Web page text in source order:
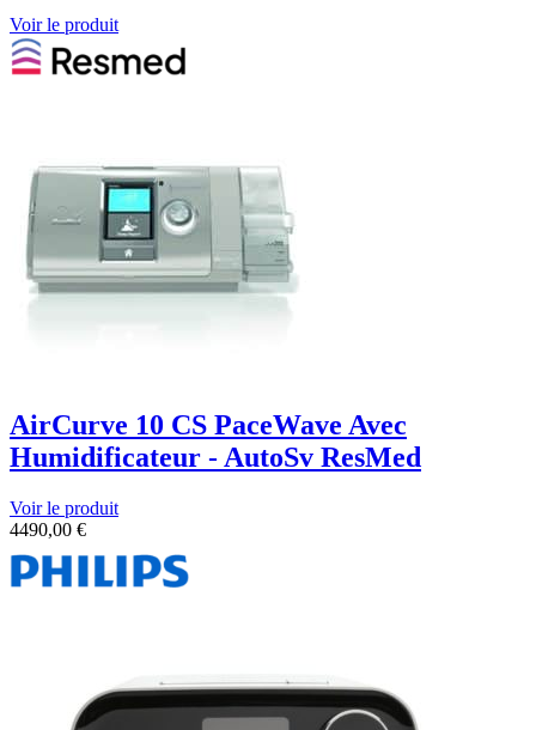
Voir le produit
AirCurve 10 CS PaceWave Avec
Humidificateur - AutoSv ResMed
Voir le produit
4490,00 €